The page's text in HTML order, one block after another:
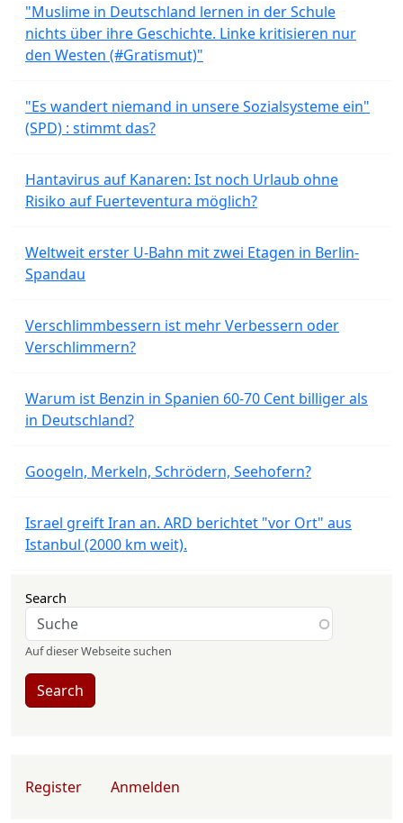
"Muslime in Deutschland lernen in der Schule
nichts über ihre Geschichte. Linke kritisieren nur
den Westen (#Gratismut)"
"Es wandert niemand in unsere Sozialsysteme ein"
(SPD) : stimmt das?
Hantavirus auf Kanaren: Ist noch Urlaub ohne
Risiko auf Fuerteventura möglich?
Weltweit erster U-Bahn mit zwei Etagen in Berlin-
Spandau
Verschlimmbessern ist mehr Verbessern oder
Verschlimmern?
Warum ist Benzin in Spanien 60-70 Cent billiger als
in Deutschland?
Googeln, Merkeln, Schrödern, Seehofern?
Israel greift Iran an. ARD berichtet "vor Ort" aus
Istanbul (2000 km weit).
Search
Auf dieser Webseite suchen
Search
User account menu
Register Anmelden